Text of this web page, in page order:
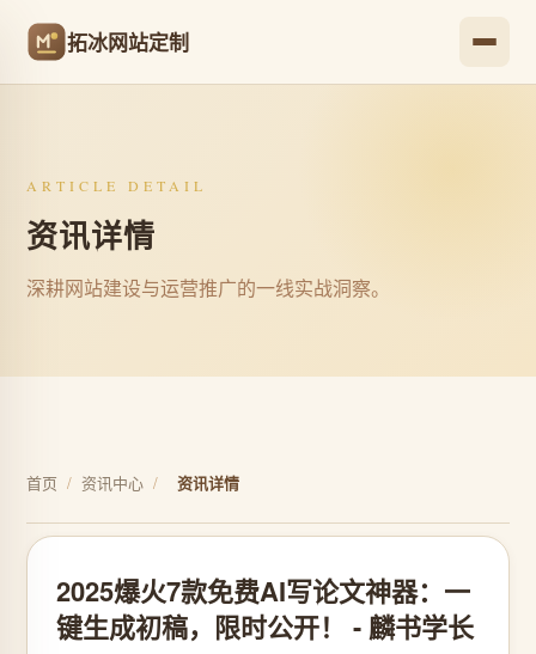
拓冰网站定制
ARTICLE DETAIL
资讯详情
深耕网站建设与运营推广的一线实战洞察。
首页 / 资讯中心 / 资讯详情
2025爆火7款免费AI写论文神器：一
键生成初稿，限时公开！ - 麟书学长